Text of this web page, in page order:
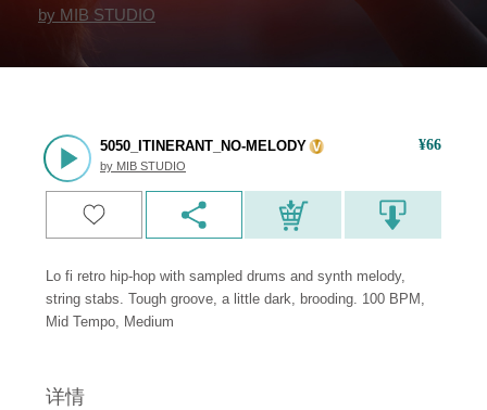
by MIB STUDIO
5050_ITINERANT_NO-MELODY
by MIB STUDIO
¥66
Lo fi retro hip-hop with sampled drums and synth melody,
string stabs. Tough groove, a little dark, brooding. 100 BPM,
Mid Tempo, Medium
详情